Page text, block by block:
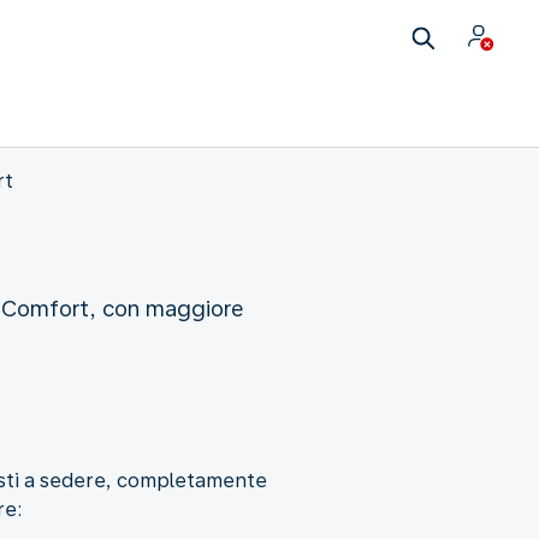
Comfort, con maggiore
a sedere, completamente